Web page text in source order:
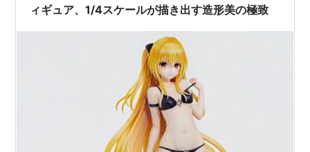
ィギュア、1/4スケールが描き出す造形美の極致